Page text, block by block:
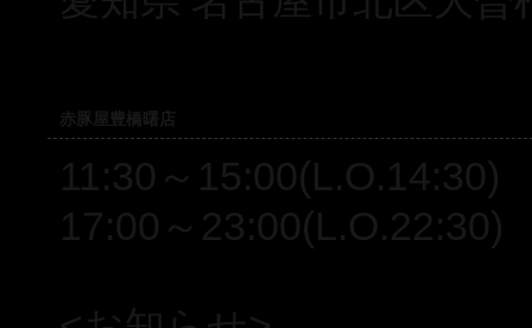
赤豚屋豊橋曙店
11:30～15:00(L.O.14:30)
17:00～23:00(L.O.22:30)